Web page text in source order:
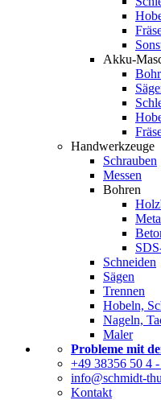
Akku-
Handwerkzeuge
Schrauben
Messen
Bohren
Schneiden
Sägen
Trennen
Hobeln,
Nageln,
Maler
Probleme mit
+49 38356 50 4
info@schmidt-
Kontakt